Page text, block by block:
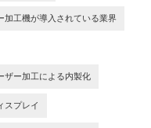
加工機が導入されている業界
ザー加工による内製化
スプレイ